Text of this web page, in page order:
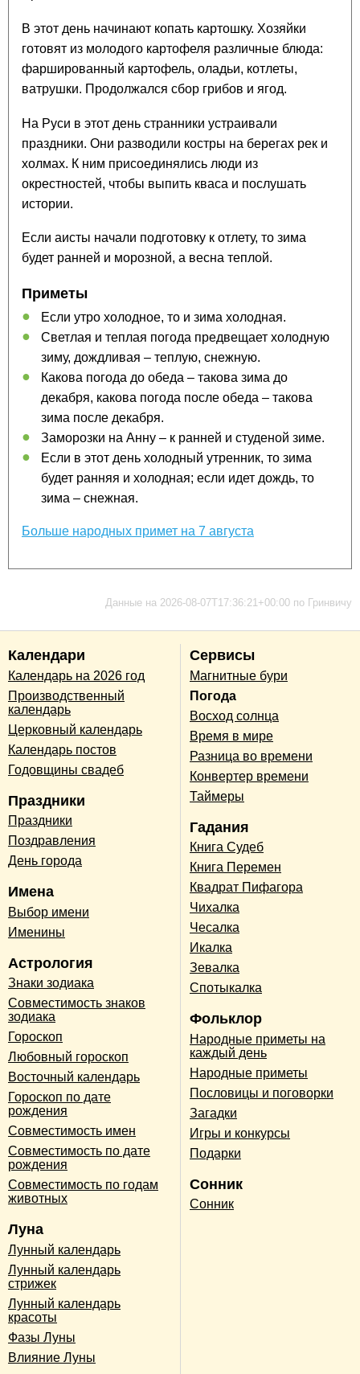
В этот день начинают копать картошку. Хозяйки
готовят из молодого картофеля различные блюда:
фаршированный картофель, оладьи, котлеты,
ватрушки. Продолжался сбор грибов и ягод.
На Руси в этот день странники устраивали
праздники. Они разводили костры на берегах рек и
холмах. К ним присоединялись люди из
окрестностей, чтобы выпить кваса и послушать
истории.
Если аисты начали подготовку к отлету, то зима
будет ранней и морозной, а весна теплой.
Приметы
Если утро холодное, то и зима холодная.
Светлая и теплая погода предвещает холодную
зиму, дождливая – теплую, снежную.
Какова погода до обеда – такова зима до
декабря, какова погода после обеда – такова
зима после декабря.
Заморозки на Анну – к ранней и студеной зиме.
Если в этот день холодный утренник, то зима
будет ранняя и холодная; если идет дождь, то
зима – снежная.
Больше народных примет на 7 августа
Данные на 2026-08-07T17:36:21+00:00 по Гринвичу
Календари
Календарь на 2026 год
Производственный
календарь
Церковный календарь
Календарь постов
Годовщины свадеб
Праздники
Праздники
Поздравления
День города
Имена
Выбор имени
Именины
Астрология
Знаки зодиака
Совместимость знаков
зодиака
Гороскоп
Любовный гороскоп
Восточный календарь
Гороскоп по дате
рождения
Совместимость имен
Совместимость по дате
рождения
Совместимость по годам
животных
Луна
Лунный календарь
Лунный календарь
стрижек
Лунный календарь
красоты
Фазы Луны
Влияние Луны
Сервисы
Магнитные бури
Погода
Восход солнца
Время в мире
Разница во времени
Конвертер времени
Таймеры
Гадания
Книга Судеб
Книга Перемен
Квадрат Пифагора
Чихалка
Чесалка
Икалка
Зевалка
Спотыкалка
Фольклор
Народные приметы на
каждый день
Народные приметы
Пословицы и поговорки
Загадки
Игры и конкурсы
Подарки
Сонник
Сонник